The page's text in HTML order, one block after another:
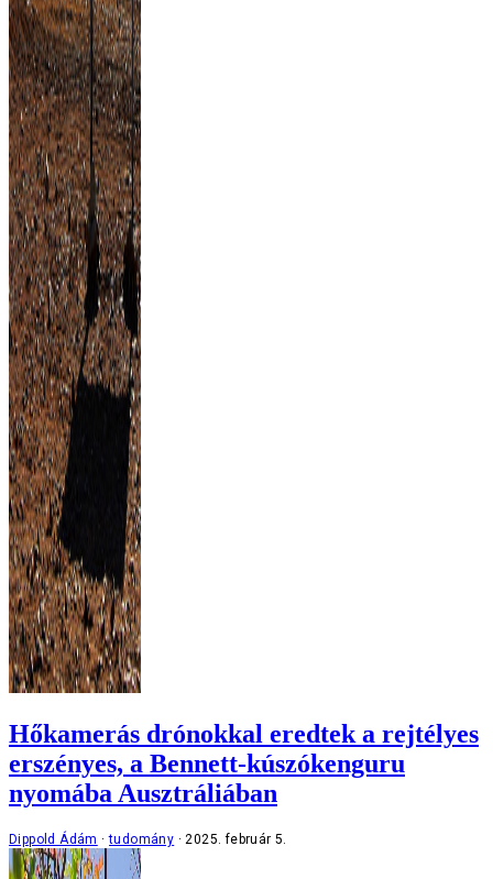
Hőkamerás drónokkal eredtek a rejtélyes
erszényes, a Bennett-kúszókenguru
nyomába Ausztráliában
Dippold Ádám tudomány 2025. február 5.